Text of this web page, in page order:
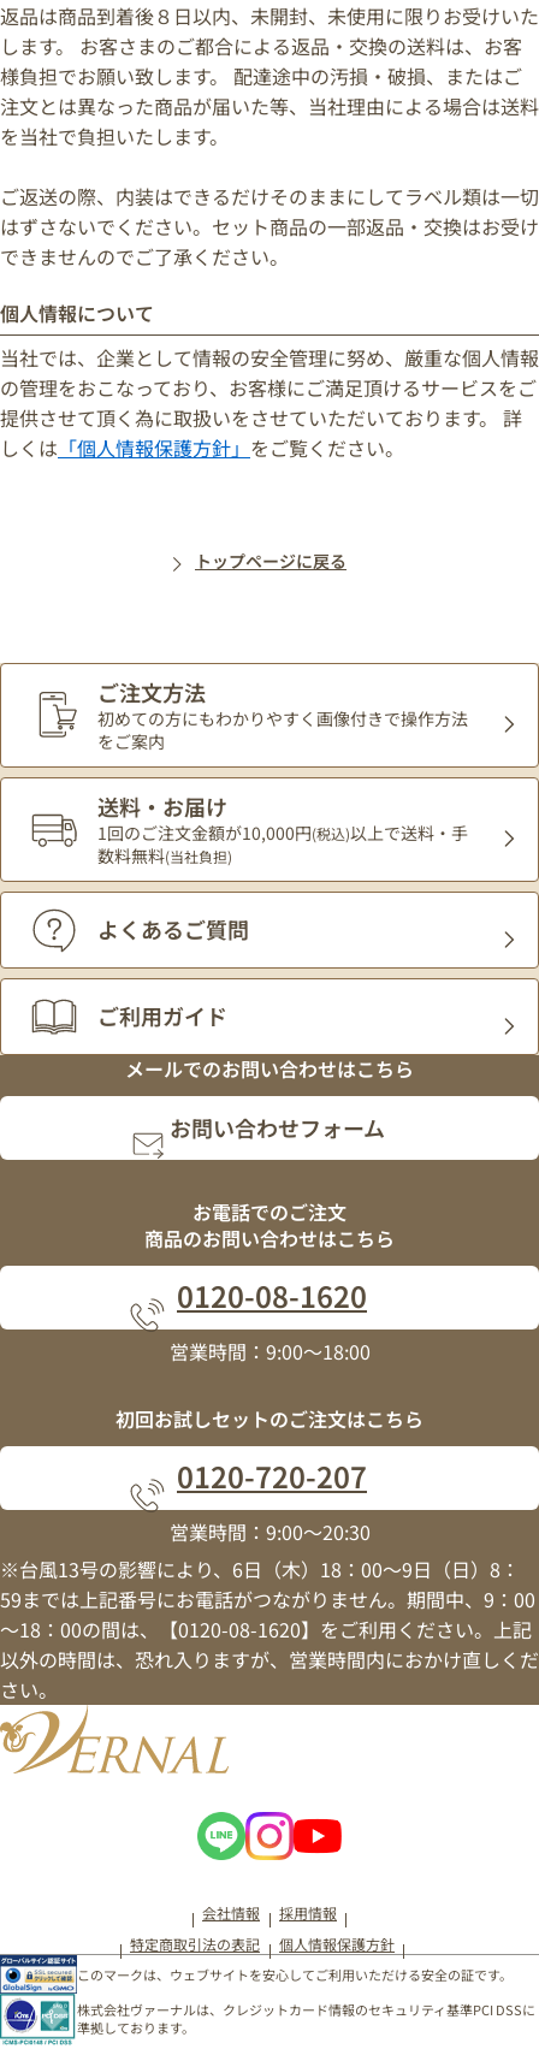
返品は商品到着後８日以内、未開封、未使用に限りお受けいた
します。 お客さまのご都合による返品・交換の送料は、お客
様負担でお願い致します。 配達途中の汚損・破損、またはご
注文とは異なった商品が届いた等、当社理由による場合は送料
を当社で負担いたします。
ご返送の際、内装はできるだけそのままにしてラベル類は一切
はずさないでください。セット商品の一部返品・交換はお受け
できませんのでご了承ください。
個人情報について
当社では、企業として情報の安全管理に努め、厳重な個人情報
の管理をおこなっており、お客様にご満足頂けるサービスをご
提供させて頂く為に取扱いをさせていただいております。 詳
しくは 「個人情報保護方針」 をご覧ください。
トップページに戻る
ご注文方法
初めての方にもわかりやすく 画像付きで操作方法
をご案内
送料・お届け
1回のご注文金額が10,000円(税込)以上で送料・手
数料無料(当社負担)
よくあるご質問
ご利用ガイド
メールでのお問い合わせはこちら
お問い合わせフォーム
お電話でのご注文
商品のお問い合わせはこちら
0120-08-1620
営業時間：9:00～18:00
初回お試しセットのご注文はこちら
0120-720-207
営業時間：9:00～20:30
※台風13号の影響により、6日（木）18：00～9日（日）8：
59までは上記番号にお電話がつながりません。期間中、9：00
～18：00の間は、【0120-08-1620】をご利用ください。上記
以外の時間は、恐れ入りますが、営業時間内におかけ直しくだ
さい。
会社情報
採用情報
特定商取引法の表記
個人情報保護方針
このマークは、ウェブサイトを安心してご利用いただける安全の証です。
株式会社ヴァーナルは、クレジットカード情報のセキュリティ基準PCI DSSに
準拠しております。